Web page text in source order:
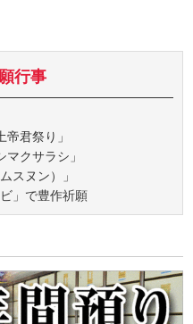
行事
君祭り」
クサラシ」
スヌン）」
」で豊作祈願